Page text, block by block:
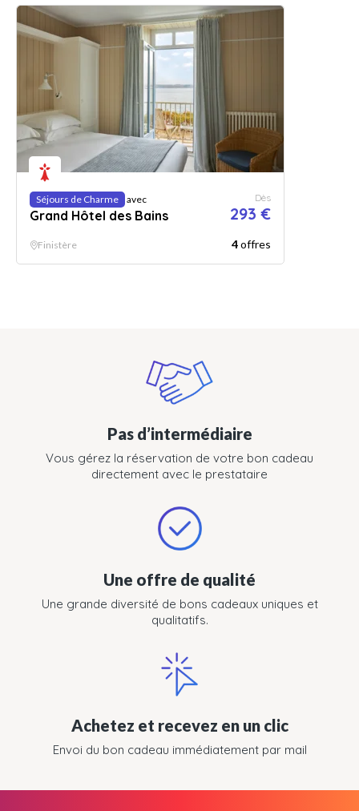
Séjours de Charme avec
Grand Hôtel des Bains
Dès
293 €
Finistère 4offres
Pas d’intermédiaire
Vous gérez la réservation de votre bon cadeau
directement avec le prestataire
Une offre de qualité
Une grande diversité de bons cadeaux uniques et
qualitatifs.
Achetez et recevez en un clic
Envoi du bon cadeau immédiatement par mail